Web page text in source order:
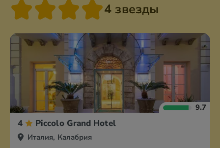
4 звезды
9.7
4 Piccolo Grand Hotel
Италия, Калабрия